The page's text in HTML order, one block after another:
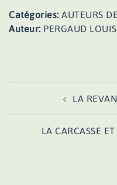
Catégories: AUTEURS
Auteur: PERGAUD LOUIS
d’article
LA
LA CARCASSE